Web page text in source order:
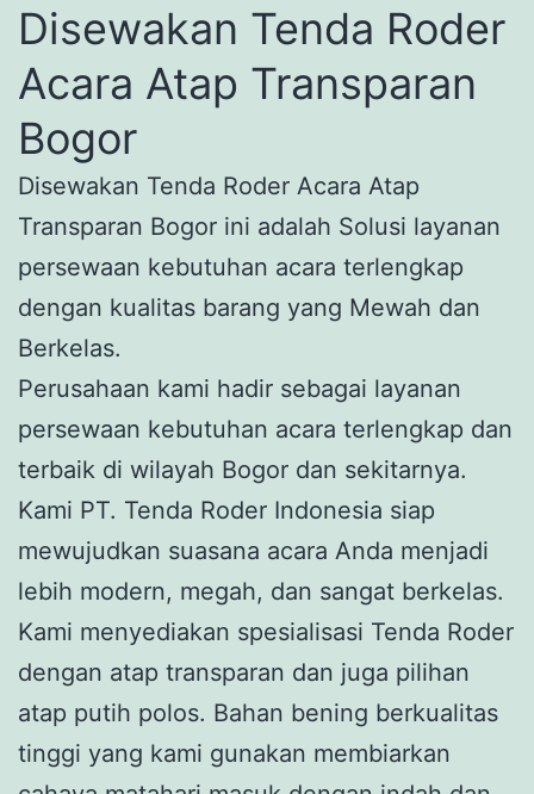
Disewakan Tenda Roder
Acara Atap Transparan
Bogor
Disewakan Tenda Roder Acara Atap
Transparan Bogor ini adalah Solusi layanan
persewaan kebutuhan acara terlengkap
dengan kualitas barang yang Mewah dan
Berkelas.
Perusahaan kami hadir sebagai layanan
persewaan kebutuhan acara terlengkap dan
terbaik di wilayah Bogor dan sekitarnya.
Kami PT. Tenda Roder Indonesia siap
mewujudkan suasana acara Anda menjadi
lebih modern, megah, dan sangat berkelas.
Kami menyediakan spesialisasi Tenda Roder
dengan atap transparan dan juga pilihan
atap putih polos. Bahan bening berkualitas
tinggi yang kami gunakan membiarkan